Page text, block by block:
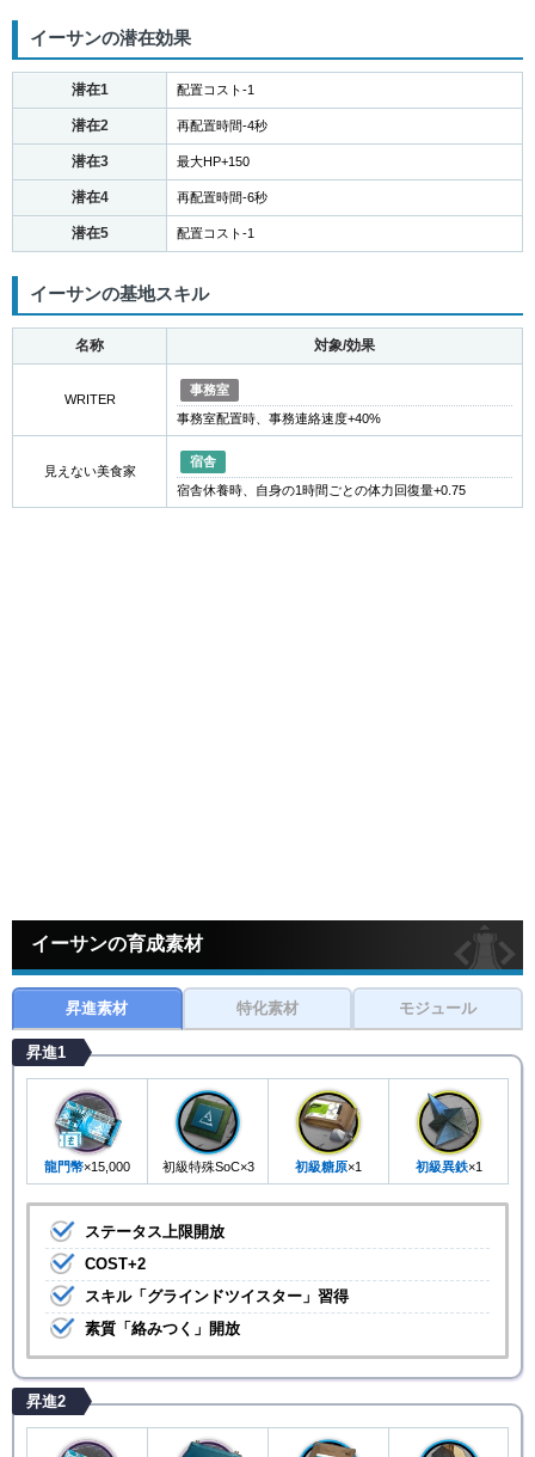
イーサンの潜在効果
潜在1 配置コスト-1
潜在2 再配置時間-4秒
潜在3 最大HP+150
潜在4 再配置時間-6秒
潜在5 配置コスト-1
イーサンの基地スキル
名称 対象/効果
WRITER
事務室
事務室配置時、事務連絡速度+40%
見えない美食家
宿舎
宿舎休養時、自身の1時間ごとの体力回復量+0.75
イーサンの育成素材
昇進素材 特化素材 モジュール
昇進1
龍門幣×15,000 初級特殊SoC×3 初級糖原×1 初級異鉄×1
ステータス上限開放
COST+2
スキル「グラインドツイスター」習得
素質「絡みつく」開放
昇進2